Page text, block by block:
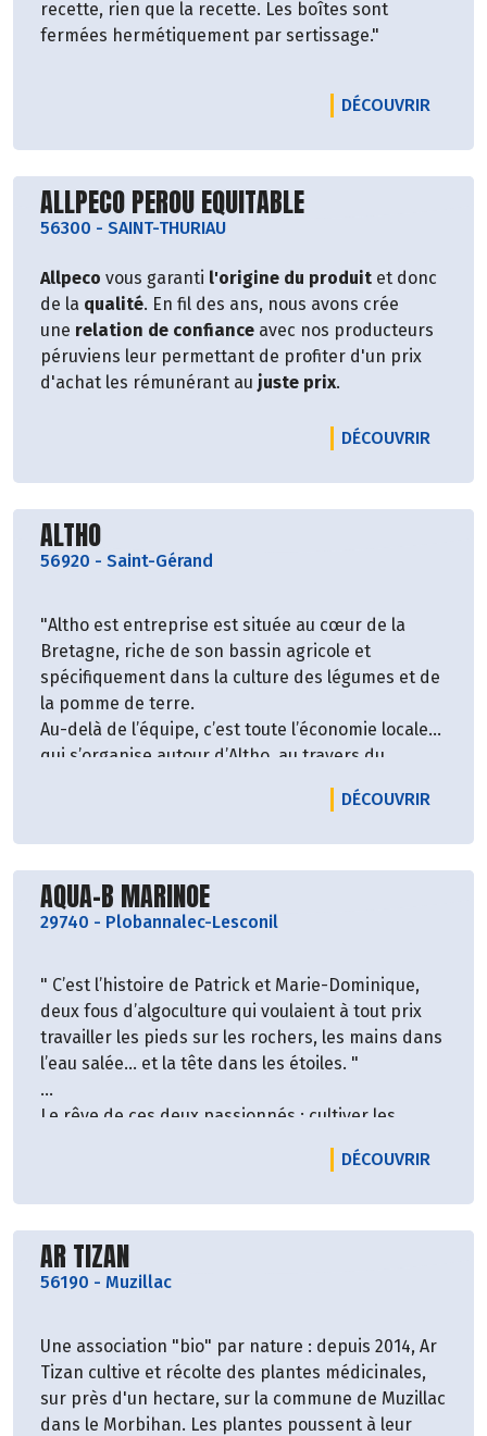
recette, rien que la recette. Les boîtes sont
fermées hermétiquement par sertissage."
DÉCOUVRIR
Découvrir le producteur
ALLPECO PEROU EQUITABLE
56300 - SAINT-THURIAU
Allpeco vous garanti l'origine du produit et donc
de la qualité. En fil des ans, nous avons crée
une relation de confiance avec nos producteurs
péruviens leur permettant de profiter d'un prix
d'achat les rémunérant au juste prix.
DÉCOUVRIR
Découvrir le producteur
ALTHO
56920 - Saint-Gérand
"Altho est entreprise est située au cœur de la
Bretagne, riche de son bassin agricole et
spécifiquement dans la culture des légumes et de
la pomme de terre.
Au-delà de l’équipe, c’est toute l’économie locale
qui s’organise autour d’Altho, au travers du
agriculteurs de la région et pas moins de 200
Altho.
Cette PME s’impose aujourd’hui comme une
Concernant qualité des produits Altho c'est
pommes de terre, Huile de tournesol, Sel de
Guérande, assaisonnements aromatiques et…c’est
tout ! Proposer des saveurs justes, authentiques,
naturelles… telle est leur vocation !
En s’engageant durablement aux côtés des
agriculteurs partenaires, Altho sécurise ses
approvisionnements, offre une stabilité des prix
main (plants, semis, traitements, irrigation,
arrachage)."
DÉCOUVRIR
Découvrir le producteur
AQUA-B MARINOE
29740 - Plobannalec-Lesconil
" C’est l’histoire de Patrick et Marie-Dominique,
deux fous d’algoculture qui voulaient à tout prix
travailler les pieds sur les rochers, les mains dans
l’eau salée… et la tête dans les étoiles. "
Le rêve de ces deux passionnés : cultiver les
préserver la faune et la flore aquatique et
tout un chacun.
Dur pari quand, en 1992, ils commencent à se
décident alors de prendre le problème dans
l’autre sens, et de créer leur propre marque
d’algues alimentaires : Marinoë est née !
DÉCOUVRIR
Découvrir le producteur
AR TIZAN
56190 - Muzillac
Une association "bio" par nature : depuis 2014, Ar
Tizan cultive et récolte des plantes médicinales,
sur près d'un hectare, sur la commune de Muzillac
dans le Morbihan. Les plantes poussent à leur